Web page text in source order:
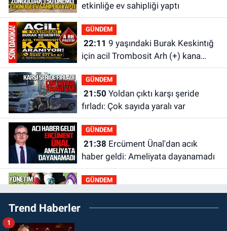
etkinliğe ev sahipliği yaptı
GÜNDEM
22:11
için acil Trombosit Arh (+) kana
ihtiyaç var
GÜNDEM
21:50
fırladı: Çok sayıda yaralı var
GÜNDEM
21:38
haber geldi: Ameliyata dayanamadı
GÜNDEM
21:12Yönetim kulübü önce borç
batağına soktu şimdi de görevden
Trend Haberler
1